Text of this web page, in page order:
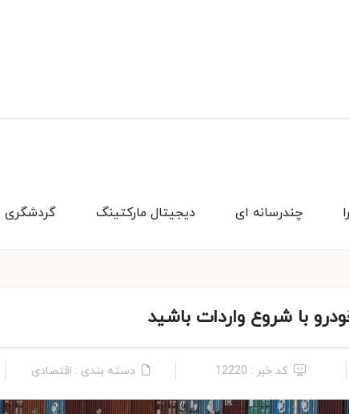
گردشگری دیجیتال مارکتینگ چندرسانه ای
با شروع واردات باشید
کد خبر : 12220 دسته بندی : اقتصادی